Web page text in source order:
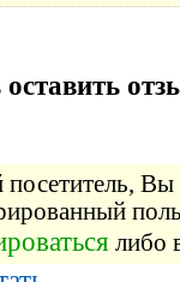
Вы
либо